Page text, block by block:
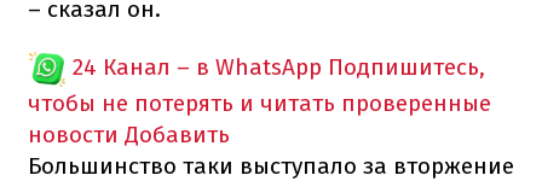
– сказал он.
24 Канал – в WhatsApp Подпишитесь,
чтобы не потерять и читать проверенные
новости Добавить
Большинство таки выступало за вторжение